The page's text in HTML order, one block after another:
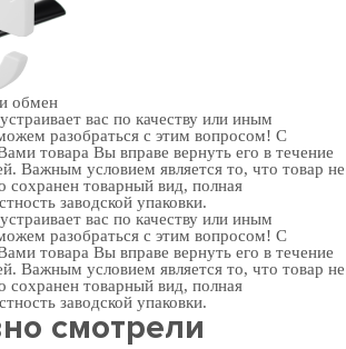
обмен
вас по качеству или иным
разобраться с этим вопросом! С
товара Вы вправе вернуть его в течение
Важным условием является то, что товар не
сохранен товарный вид, полная
заводской упаковки.
вас по качеству или иным
разобраться с этим вопросом! С
товара Вы вправе вернуть его в течение
Важным условием является то, что товар не
сохранен товарный вид, полная
заводской упаковки.
смотрели